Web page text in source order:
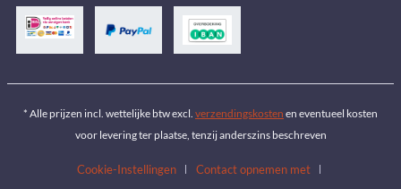
* Alle prijzen incl. wettelijke btw excl. verzendingskosten en eventueel kosten
voor levering ter plaatse, tenzij anderszins beschreven
Cookie-Instellingen
Contact opnemen met